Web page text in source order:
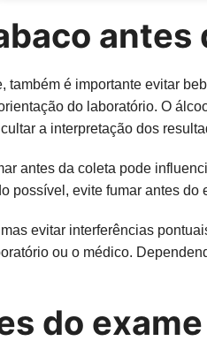
antes
também é importante evitar
do laboratório. O
a interpretação dos
antes da coleta pode
possível, evite fumar antes
evitar interferências
ou o médico.
do exame